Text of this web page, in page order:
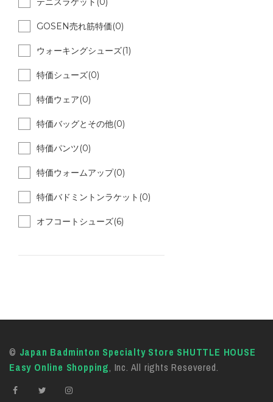
GOSEN売れ筋特価(0)
ウォーキングシューズ(1)
特価シューズ(0)
特価ウェア(0)
特価バッグとその他(0)
特価パンツ(0)
特価ウォームアップ(0)
特価バドミントンラケット(0)
オフコートシューズ(6)
© Japan Badminton Specialty Store SHUTTLE HOUSE
Easy Online Shopping, Inc. All rights Resevered.